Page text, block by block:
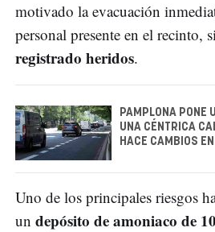
motivado la evacuación
personal presente en el recinto,
registrado heridos.
PAMPLONA PONE
UNA CÉNTRICA
HACE CAMBIOS
Uno de los principales riesgos
un depósito de amoniaco de